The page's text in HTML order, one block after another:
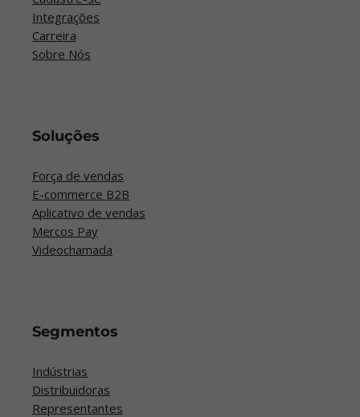
Integrações
Carreira
Sobre Nós
Soluções
Força de vendas
E-commerce B2B
Aplicativo de vendas
Mercos Pay
Videochamada
Segmentos
Indústrias
Distribuidoras
Representantes